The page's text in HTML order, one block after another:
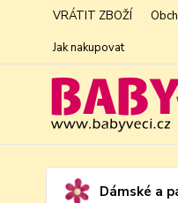
VRÁTIT ZBOŽÍ
Jak nakupovat
Dámské a